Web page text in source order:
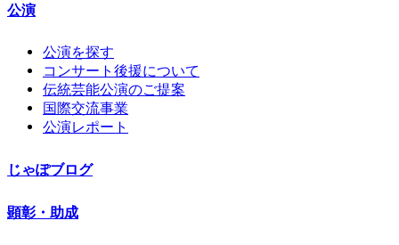
公演
公演を探す
コンサート後援について
伝統芸能公演のご提案
国際交流事業
公演レポート
じゃぽブログ
顕彰・助成